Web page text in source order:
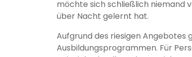
möchte sich schließlich niemand
über Nacht gelernt hat.
Aufgrund des riesigen Angebotes
Ausbildungsprogrammen. Für